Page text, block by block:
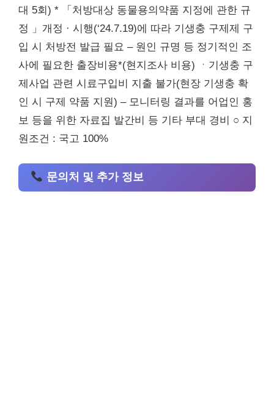
대 5회) * 「처방대상 동물용의약품 지정에 관한 규
정 」개정 · 시행(‘24.7.19)에 따라 기생충 구제제 구
입 시 처방전 발급 필요 – 원인 규명 등 정기적인 조
사에 필요한 출장비용*(현지조사 비용) ㆍ기생충 구
제사업 관련 시료구입비 지출 불가(현장 기생충 확
인 시 구제 약품 지원) – 모니터링 결과를 어업인 홍
보 등을 위한 자료집 발간비 등 기타 부대 경비 ○ 지
원조건 : 국고 100%
문의처 및 추가 정보